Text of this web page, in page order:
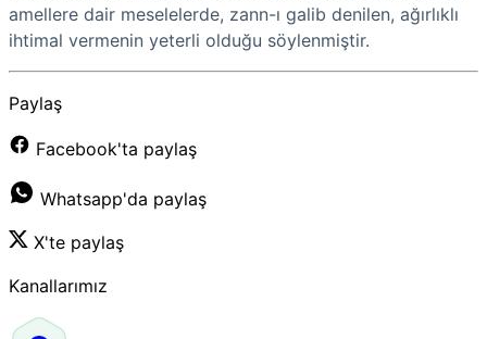
amellere dair meselelerde, zann-ı galib denilen, ağırlıklı
ihtimal vermenin yeterli olduğu söylenmiştir.
Paylaş
Facebook'ta paylaş
Whatsapp'da paylaş
X'te paylaş
Kanallarımız